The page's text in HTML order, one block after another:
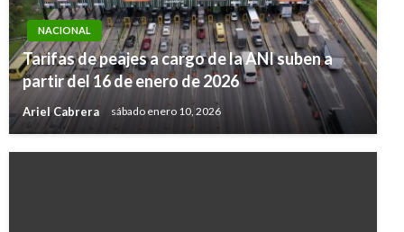
NACIONAL
Tarifas de peajes a cargo de la ANI suben a
partir del 16 de enero de 2026
Ariel Cabrera sábado enero 10, 2026